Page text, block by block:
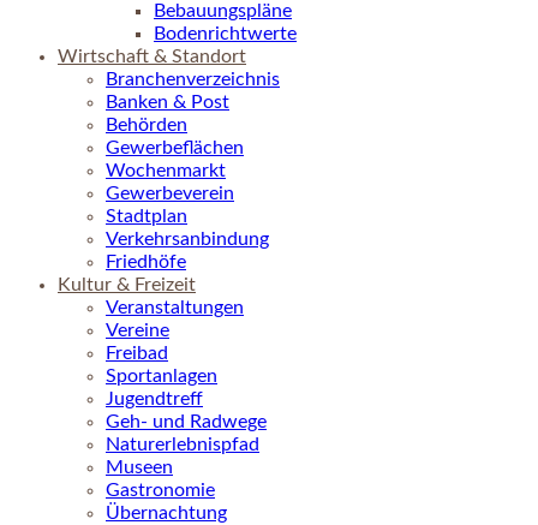
Bebauungspläne
Bodenrichtwerte
Wirtschaft & Standort
Branchenverzeichnis
Banken & Post
Behörden
Gewerbeflächen
Wochenmarkt
Gewerbeverein
Stadtplan
Verkehrsanbindung
Friedhöfe
Kultur & Freizeit
Veranstaltungen
Vereine
Freibad
Sportanlagen
Jugendtreff
Geh- und Radwege
Naturerlebnispfad
Museen
Gastronomie
Übernachtung